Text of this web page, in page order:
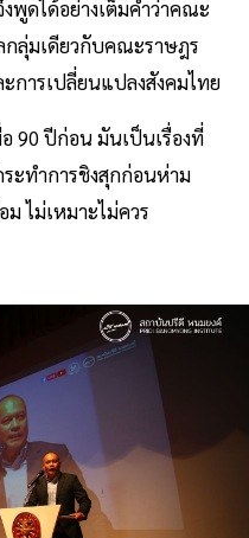
พูดได้อย่างเต็มคำว่าคณะ
ลุ่มเดียวกับคณะราษฎร
การเปลี่ยนแปลงสังคมไทย
90 ปีก่อน มันเป็นเรื่องที่
ะทำการชิงสุกก่อนห่าม
ไม่เหมาะไม่ควร